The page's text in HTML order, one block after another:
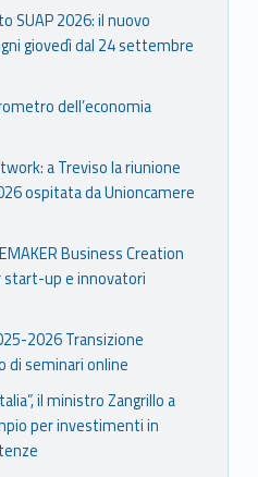
SUAP 2026: il nuovo
giovedì dal 24 settembre
dell’economia
a Treviso la riunione
ospitata da Unioncamere
Business Creation
start-up e innovatori
2026 Transizione
di seminari online
il ministro Zangrillo a
per investimenti in